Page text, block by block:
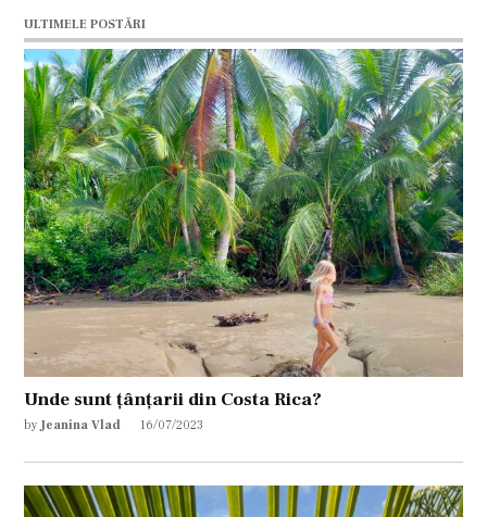
ULTIMELE POSTĂRI
Unde sunt țânțarii din Costa Rica?
by Jeanina Vlad 16/07/2023